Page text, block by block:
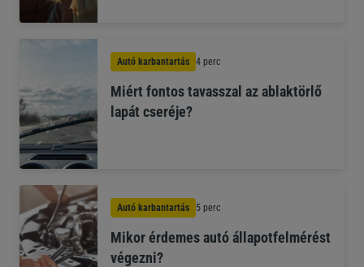
Autó karbantartás 4 perc
Miért fontos tavasszal az ablaktörlő
lapát cseréje?
Autó karbantartás 5 perc
Mikor érdemes autó állapotfelmérést
végezni?